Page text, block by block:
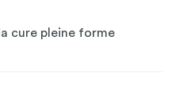
cure pleine forme